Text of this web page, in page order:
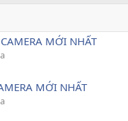
MỚI NHẤT
MỚI NHẤT